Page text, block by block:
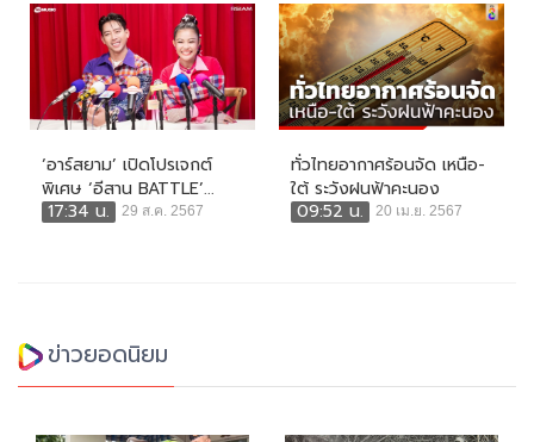
‘อาร์สยาม’ เปิดโปรเจกต์
พิเศษ ‘อีสาน BATTLE’...
17:34 น.
29 ส.ค. 2567
ทั่วไทยอากาศร้อนจัด เหนือ-
ใต้ ระวังฝนฟ้าคะนอง
09:52 น.
20 เม.ย. 2567
ข่าวยอดนิยม